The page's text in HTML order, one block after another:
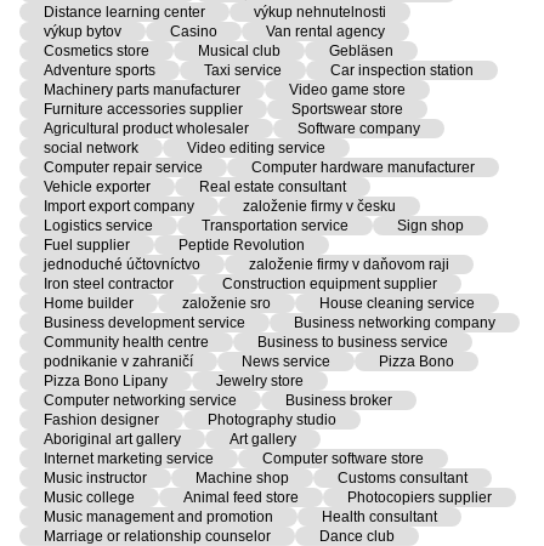
Distance learning center
výkup nehnutelnosti
výkup bytov
Casino
Van rental agency
Cosmetics store
Musical club
Gebläsen
Adventure sports
Taxi service
Car inspection station
Machinery parts manufacturer
Video game store
Furniture accessories supplier
Sportswear store
Agricultural product wholesaler
Software company
social network
Video editing service
Computer repair service
Computer hardware manufacturer
Vehicle exporter
Real estate consultant
Import export company
založenie firmy v česku
Logistics service
Transportation service
Sign shop
Fuel supplier
Peptide Revolution
jednoduché účtovníctvo
založenie firmy v daňovom raji
Iron steel contractor
Construction equipment supplier
Home builder
založenie sro
House cleaning service
Business development service
Business networking company
Community health centre
Business to business service
podnikanie v zahraničí
News service
Pizza Bono
Pizza Bono Lipany
Jewelry store
Computer networking service
Business broker
Fashion designer
Photography studio
Aboriginal art gallery
Art gallery
Internet marketing service
Computer software store
Music instructor
Machine shop
Customs consultant
Music college
Animal feed store
Photocopiers supplier
Music management and promotion
Health consultant
Marriage or relationship counselor
Dance club